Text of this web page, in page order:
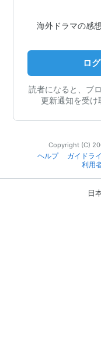
海外ドラマの感
ロ
読者になると、ブ
更新通知を受け
Copyright (C)
ヘルプ
ガイドラ
利用
日